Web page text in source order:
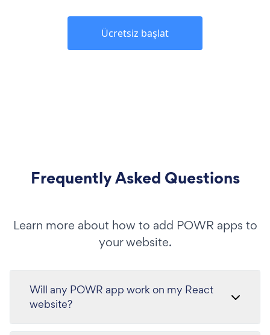
Ücretsiz başlat
Frequently Asked Questions
Learn more about how to add POWR apps to
your website.
Will any POWR app work on my React
website?